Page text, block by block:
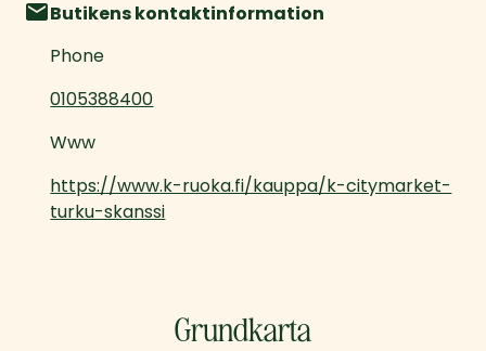
Butikens kontaktinformation
Phone
0105388400
Www
https://www.k-ruoka.fi/kauppa/k-citymarket-
turku-skanssi
Grundkarta